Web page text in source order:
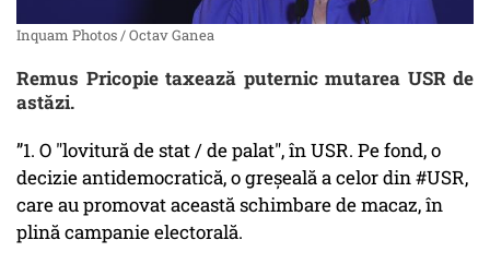
Inquam Photos / Octav Ganea
Remus Pricopie taxează puternic mutarea USR de
astăzi.
”1. O "lovitură de stat / de palat", în USR. Pe fond, o
decizie antidemocratică, o greșeală a celor din #USR,
care au promovat această schimbare de macaz, în
plină campanie electorală.